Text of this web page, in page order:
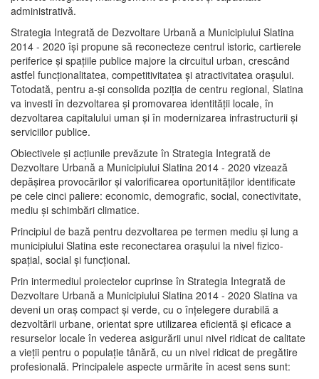
administrativă.
Strategia Integrată de Dezvoltare Urbană a Municipiului Slatina
2014 - 2020 își propune să reconecteze centrul istoric, cartierele
periferice şi spaţiile publice majore la circuitul urban, crescând
astfel funcţionalitatea, competitivitatea şi atractivitatea oraşului.
Totodată, pentru a-şi consolida poziţia de centru regional, Slatina
va investi în dezvoltarea şi promovarea identităţii locale, în
dezvoltarea capitalului uman şi în modernizarea infrastructurii şi
serviciilor publice.
Obiectivele şi acţiunile prevăzute în Strategia Integrată de
Dezvoltare Urbană a Municipiului Slatina 2014 - 2020 vizează
depășirea provocărilor şi valorificarea oportunităţilor identificate
pe cele cinci paliere: economic, demografic, social, conectivitate,
mediu şi schimbări climatice.
Principiul de bază pentru dezvoltarea pe termen mediu şi lung a
municipiului Slatina este reconectarea oraşului la nivel fizico-
spaţial, social şi funcţional.
Prin intermediul proiectelor cuprinse în Strategia Integrată de
Dezvoltare Urbană a Municipiului Slatina 2014 - 2020 Slatina va
deveni un oraş compact şi verde, cu o înţelegere durabilă a
dezvoltării urbane, orientat spre utilizarea eficientă şi eficace a
resurselor locale în vederea asigurării unui nivel ridicat de calitate
a vieţii pentru o populaţie tânără, cu un nivel ridicat de pregătire
profesională. Principalele aspecte urmărite în acest sens sunt: